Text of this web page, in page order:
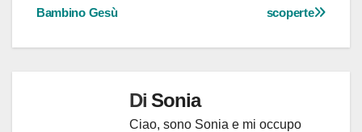
scoperte
Bambino Gesù
DiSonia
Ciao, sono Sonia e mi occupo